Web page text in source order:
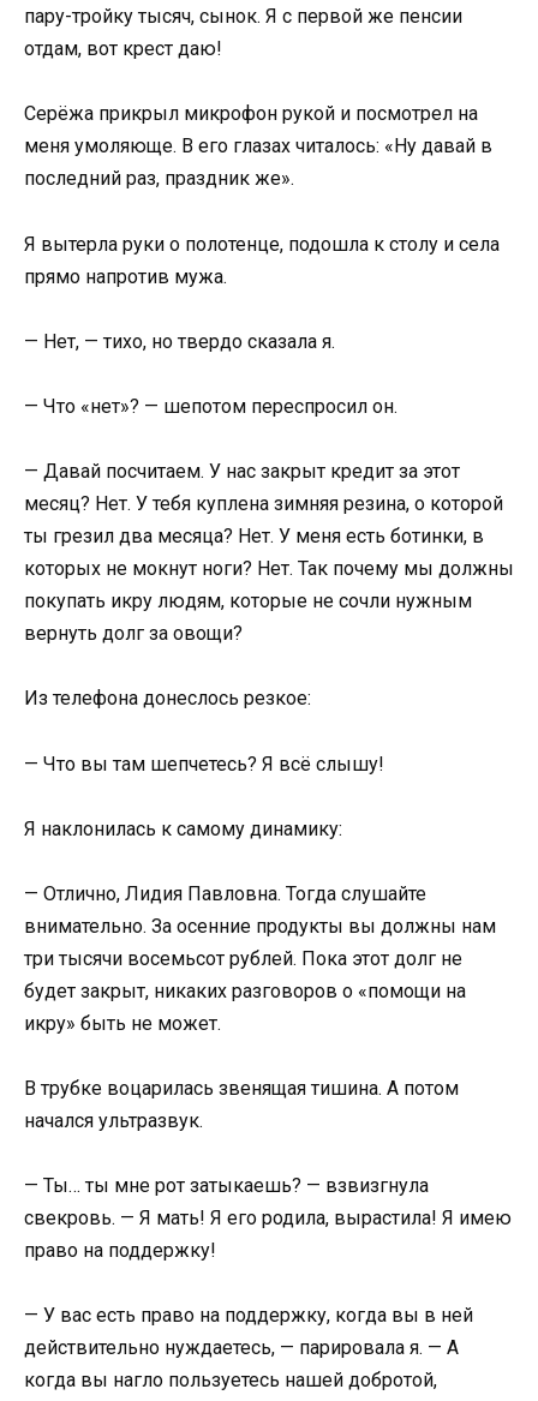
пару-тройку тысяч, сынок. Я с первой же пенсии
отдам, вот крест даю!
Серёжа прикрыл микрофон рукой и посмотрел на
меня умоляюще. В его глазах читалось: «Ну давай в
последний раз, праздник же».
Я вытерла руки о полотенце, подошла к столу и села
прямо напротив мужа.
— Нет, — тихо, но твердо сказала я.
— Что «нет»? — шепотом переспросил он.
— Давай посчитаем. У нас закрыт кредит за этот
месяц? Нет. У тебя куплена зимняя резина, о которой
ты грезил два месяца? Нет. У меня есть ботинки, в
которых не мокнут ноги? Нет. Так почему мы должны
покупать икру людям, которые не сочли нужным
вернуть долг за овощи?
Из телефона донеслось резкое:
— Что вы там шепчетесь? Я всё слышу!
Я наклонилась к самому динамику:
— Отлично, Лидия Павловна. Тогда слушайте
внимательно. За осенние продукты вы должны нам
три тысячи восемьсот рублей. Пока этот долг не
будет закрыт, никаких разговоров о «помощи на
икру» быть не может.
В трубке воцарилась звенящая тишина. А потом
начался ультразвук.
— Ты… ты мне рот затыкаешь? — взвизгнула
свекровь. — Я мать! Я его родила, вырастила! Я имею
право на поддержку!
— У вас есть право на поддержку, когда вы в ней
действительно нуждаетесь, — парировала я. — А
когда вы нагло пользуетесь нашей добротой,